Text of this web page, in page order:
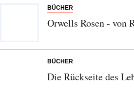
BÜCHER
Orwells Rosen - von
BÜCHER
Die Rückseite des
Bitte schicken Sie mir bis zum
Einwilligung den Newsletter mit
neuen Beiträgen. Die
SENDEN